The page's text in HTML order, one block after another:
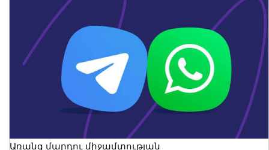
ԲՏԱ նախարար Դավիթ Թադևոսյանն
ընդունել է Ղազախստանի
փոխվարչապետ-նախարար Ժասլան
Մադիևին
08 Օգոստոս, 2026 23:52
Առանց մարդու միջամտության